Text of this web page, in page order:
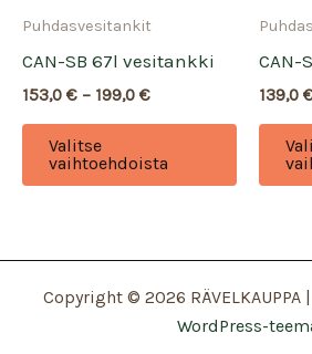
Puhdasvesitankit
CAN-SB 67l vesitankki
153,0 € – 199,0 €Hintaluokka:
199,0 €
Valitse
vaihtoehdoista
Tällä
on
CAN-
139,0
Copyright © 2026 RÄVELKAUPPA
WordPress-